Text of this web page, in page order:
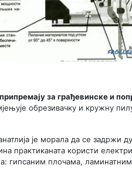
за грађевинске и
обрезивачку и кружну
је морала да се задржи
практиканата користи
гипсаним плочама,